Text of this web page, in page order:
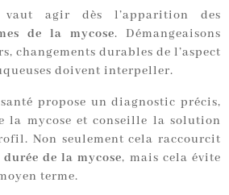
agir dès l’apparition des
de la mycose. Démangeaisons
changements durables de l’aspect
doivent interpeller.
propose un diagnostic précis,
la mycose et conseille la solution
Non seulement cela raccourcit
durée de la mycose, mais cela évite
terme.